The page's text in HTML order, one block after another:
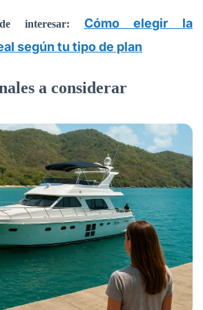
interesar: Cómo elegir la
según tu tipo de plan
a considerar